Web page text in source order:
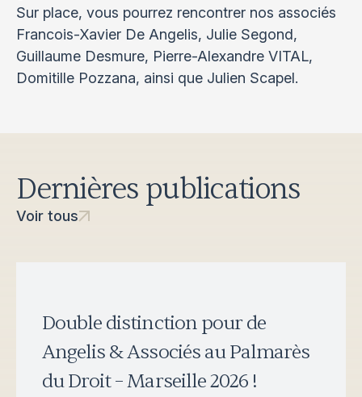
Sur place, vous pourrez rencontrer nos associés
Francois-Xavier De Angelis, Julie Segond,
Guillaume Desmure, Pierre-Alexandre VITAL,
Domitille Pozzana, ainsi que Julien Scapel.
Dernières publications
Voir tous
Double distinction pour de
Angelis & Associés au Palmarès
du Droit – Marseille 2026 !